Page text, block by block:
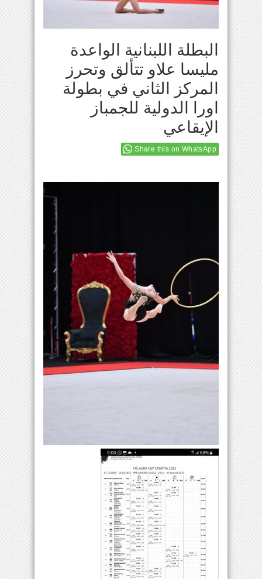
البطلة اللبنانية الواعدة
مليسا علاو تتألق وتحرز
المركز الثاني في بطولة
اورا الدولية للجمباز
الإيقاعي
Share this on WhatsApp